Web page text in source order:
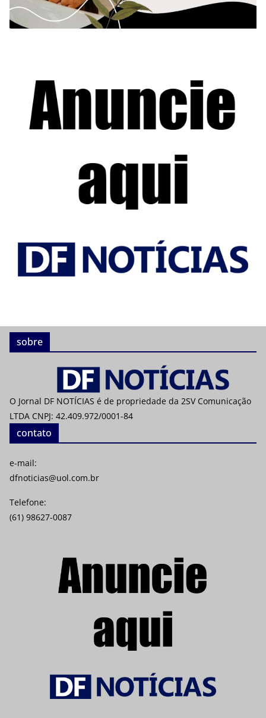
sobre
O Jornal DF NOTÍCIAS é de propriedade da 2SV Comunicação
LTDA CNPJ: 42.409.972/0001-84
contato
e-mail:
dfnoticias@uol.com.br
Telefone:
(61) 98627-0087